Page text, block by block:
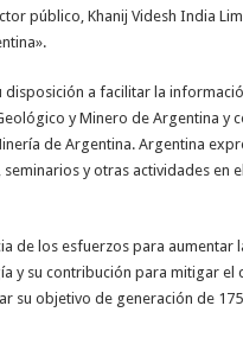
público, Khanij Videsh India
disposición a facilitar la
y Minero de Argentina y
de Argentina. Argentina
y otras actividades en
de los esfuerzos para
y su contribución para mitigar
su objetivo de generación de